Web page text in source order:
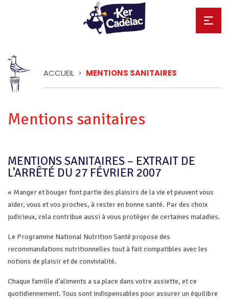
Mentions sanitaires
ACCUEIL > MENTIONS SANITAIRES
MENTIONS SANITAIRES – EXTRAIT DE
L’ARRÊTÉ DU 27 FÉVRIER 2007
« Manger et bouger font partie des plaisirs de la vie et peuvent vous
aider, vous et vos proches, à rester en bonne santé. Par des choix
judicieux, cela contribue aussi à vous protéger de certaines maladies.
Le Programme National Nutrition Santé propose des
recommandations nutritionnelles tout à fait compatibles avec les
notions de plaisir et de convivialité.
Chaque famille d’aliments a sa place dans votre assiette, et ce
quotidiennement. Tous sont indispensables pour assurer un équilibre